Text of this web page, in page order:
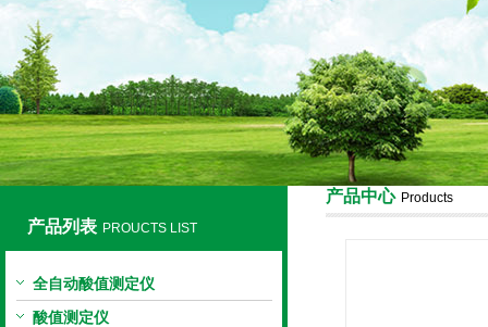
上海旺徐电气有限公司
产品列表 PROUCTS LIST
全自动酸值测定仪
酸值测定仪
产品中心 Products